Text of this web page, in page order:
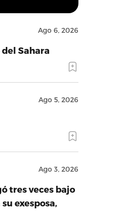
Ago 6, 2026
Sahara
Ago 5, 2026
Ago 3, 2026
tres veces bajo
exesposa,